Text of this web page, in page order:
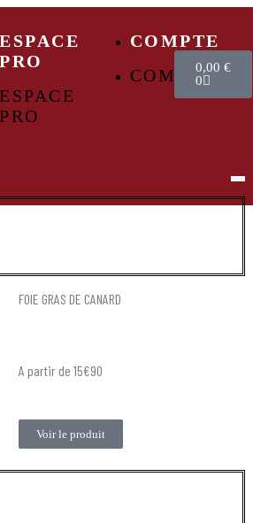
ESPACE
PRO
ESPACE
PRO
COMPTE
COMPTE
0,00 €
0
FOIE GRAS DE CANARD
A partir de 15€90
Voir le produit